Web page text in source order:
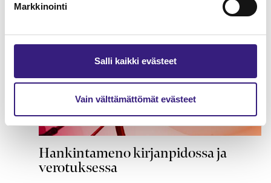
Markkinointi
Salli kaikki evästeet
Vain välttämättömät evästeet
Hankintameno kirjanpidossa ja
verotuksessa